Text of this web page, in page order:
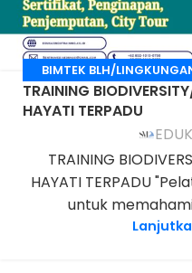
BIMTEK BLH/
DAMPAK
TRAINING
HAYATI TERPADU
TRAINING
HAYATI TERPADU
untuk